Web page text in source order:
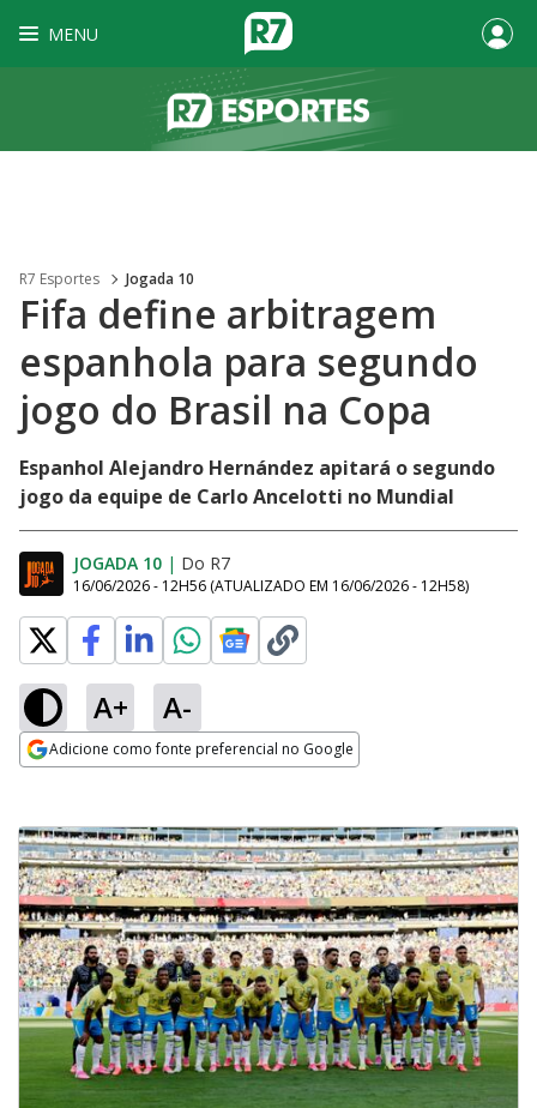
MENU
R7 Esportes Jogada 10
Fifa define arbitragem
espanhola para segundo
jogo do Brasil na Copa
Espanhol Alejandro Hernández apitará o segundo
jogo da equipe de Carlo Ancelotti no Mundial
JOGADA 10 | Do R7
16/06/2026 - 12H56 (ATUALIZADO EM 16/06/2026 - 12H58)
A+ A-
Adicione como fonte preferencial no Google